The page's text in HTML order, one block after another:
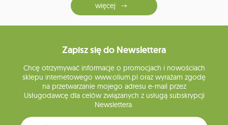
więcej
Zapisz się do Newslettera
Chcę otrzymywać informacje o promocjach i nowościach
sklepu internetowego www.olium.pl oraz wyrażam zgodę
na przetwarzanie mojego adresu e-mail przez
Usługodawcę dla celów związanych z usługą subskrypcji
Newslettera.